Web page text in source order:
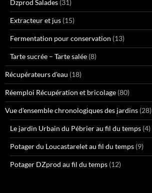
Dzprod Salades (31)
Extracteur et jus (15)
Fermentation pour conservation (13)
Tarte sucrée – Tarte salée (8)
Récupérateurs d'eau (18)
Réemploi Récupération et bricolage (80)
Vue d'ensemble chronologiques des jardins (28)
Le jardin Urbain du Pébrier au fil du temps (4)
Potager du Loucastarelet au fil du temps (9)
Potager DZprod au fil du temps (12)